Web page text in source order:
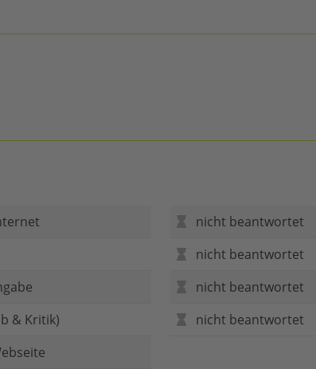
& Kritik)
nicht beantwortet
nicht beantwortet
nicht beantwortet
nicht beantwortet